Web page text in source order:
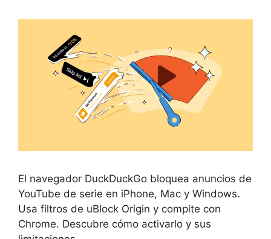
El navegador DuckDuckGo bloquea anuncios de
YouTube de serie en iPhone, Mac y Windows.
Usa filtros de uBlock Origin y compite con
Chrome. Descubre cómo activarlo y sus